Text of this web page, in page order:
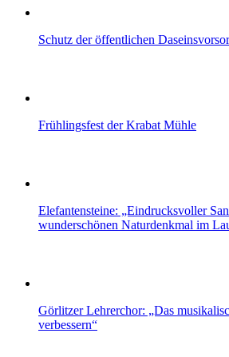
Schutz der öffentlichen
Frühlingsfest der Krabat Mühle
Elefantensteine: „Eindrucksvoller
wunderschönen Naturdenkmal im
Görlitzer Lehrerchor: „Das
verbessern“